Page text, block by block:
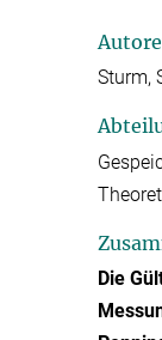
Sturm,
Die